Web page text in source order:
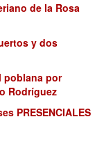
de la Rosa
y dos
poblana por
Rodríguez
PRESENCIALES